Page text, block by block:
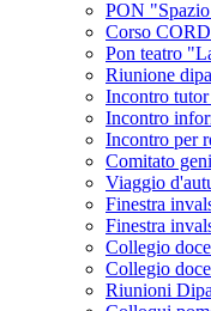
PON
Corso
Pon teatro
Riunione
Incontro
Incontro
Incontro per
Comitato
Viaggio
Finestra
Finestra
Collegio
Collegio
Riunioni